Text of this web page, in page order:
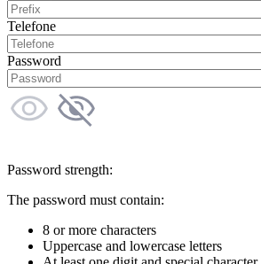
Telefone
Password
Password strength:
The password must contain:
8 or more characters
Uppercase and lowercase letters